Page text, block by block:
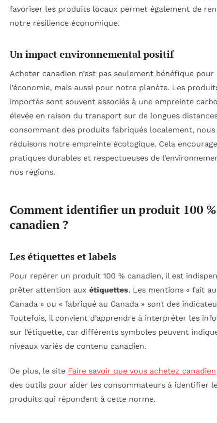
favoriser les produits locaux permet également de
notre résilience économique.
Un impact environnemental positif
Acheter canadien n’est pas seulement bénéfique pour
l’économie, mais aussi pour notre planète. Les
importés sont souvent associés à une empreinte
élevée en raison du transport sur de longues
consommant des produits fabriqués localement, nous
réduisons notre empreinte écologique. Cela
pratiques durables et respectueuses de
nos régions.
Comment identifier un produit 100 %
canadien ?
Les étiquettes et labels
Pour repérer un produit 100 % canadien, il est
prêter attention aux étiquettes. Les mentions « fait au
Canada » ou « fabriqué au Canada » sont des
Toutefois, il convient d’apprendre à interpréter les
sur l’étiquette, car différents symboles peuvent
niveaux variés de contenu canadien.
De plus, le site Faire savoir que vous achetez canadien
des outils pour aider les consommateurs à identifier
produits qui répondent à cette norme.